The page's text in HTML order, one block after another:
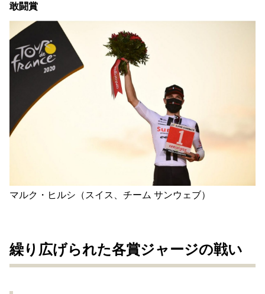
敢闘賞
マルク・ヒルシ（スイス、チーム サンウェブ）
繰り広げられた各賞ジャージの戦い